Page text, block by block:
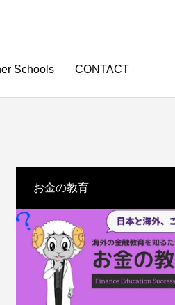
Schools CONTACT
き方と
中学生で身につけたい職業
お金の教育